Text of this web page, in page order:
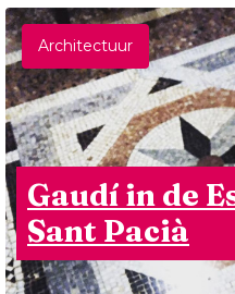
Architectuur
Gaudí in de
Sant Pacià